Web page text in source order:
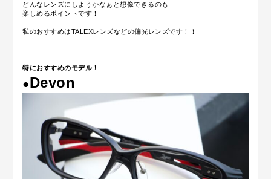
どんなレンズにしようかなぁと想像できるのも
楽しめるポイントです！
私のおすすめはTALEXレンズなどの偏光レンズです！！
特におすすめのモデル！
●Devon